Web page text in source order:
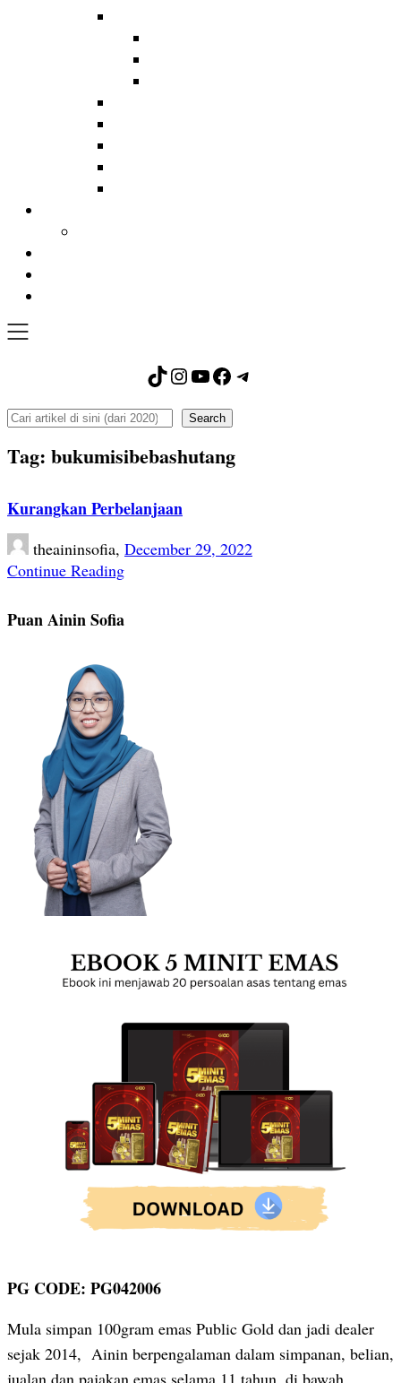
TikTok
Instagram
YouTube
Facebook
Telegram
Search Search
Tag: bukumisibebashutang
Kurangkan Perbelanjaan
theaininsofia, December 29, 2022
Continue Reading
Puan Ainin Sofia
PG CODE: PG042006
Mula simpan 100gram emas Public Gold dan jadi dealer
sejak 2014, Ainin berpengalaman dalam simpanan, belian,